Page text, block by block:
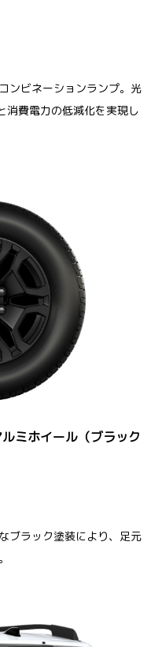
ンビネーションランプ。光
消費電力の低減化を実現し
ミホイール（ブラック
ブラック塗装により、足元